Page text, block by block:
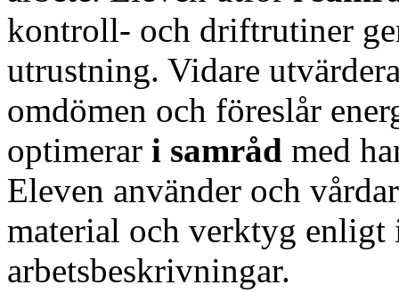
kontroll- och driftrutiner
utrustning. Vidare
omdömen och föreslår
optimerar i samråd med
Eleven använder och
material och verktyg enligt
arbetsbeskrivningar.